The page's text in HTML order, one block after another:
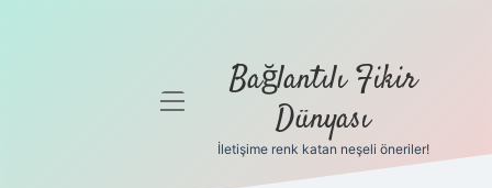
menüyü
Bağlantılı Fikir
Dünyası
İletişime renk katan neşeli öneriler!